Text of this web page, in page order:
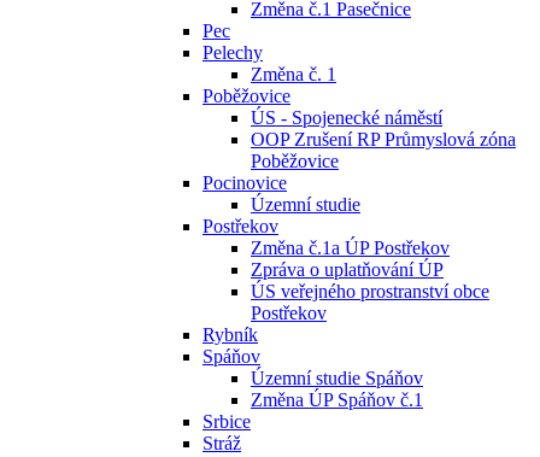
Změna č.1 Pasečnice
Pec
Pelechy
Změna č. 1
Poběžovice
ÚS - Spojenecké náměstí
OOP Zrušení RP Průmyslová zóna
Poběžovice
Pocinovice
Územní studie
Postřekov
Změna č.1a ÚP Postřekov
Zpráva o uplatňování ÚP
ÚS veřejného prostranství obce
Postřekov
Rybník
Spáňov
Územní studie Spáňov
Změna ÚP Spáňov č.1
Srbice
Stráž